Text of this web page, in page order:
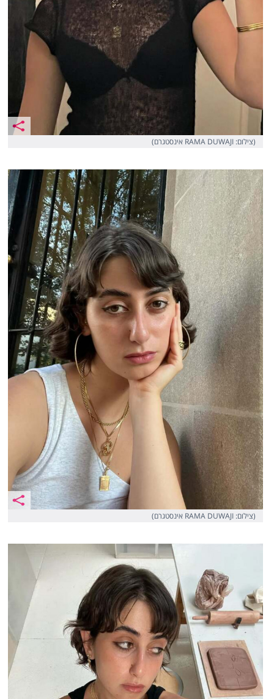
(צילום: RAMA DUWAJI אינסטגרם)
(צילום: RAMA DUWAJI אינסטגרם)